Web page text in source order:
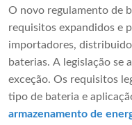
O novo regulamento de
requisitos expandidos e
importadores,
baterias. A legislação se
exceção. Os requisitos
tipo de bateria e
armazenamento de